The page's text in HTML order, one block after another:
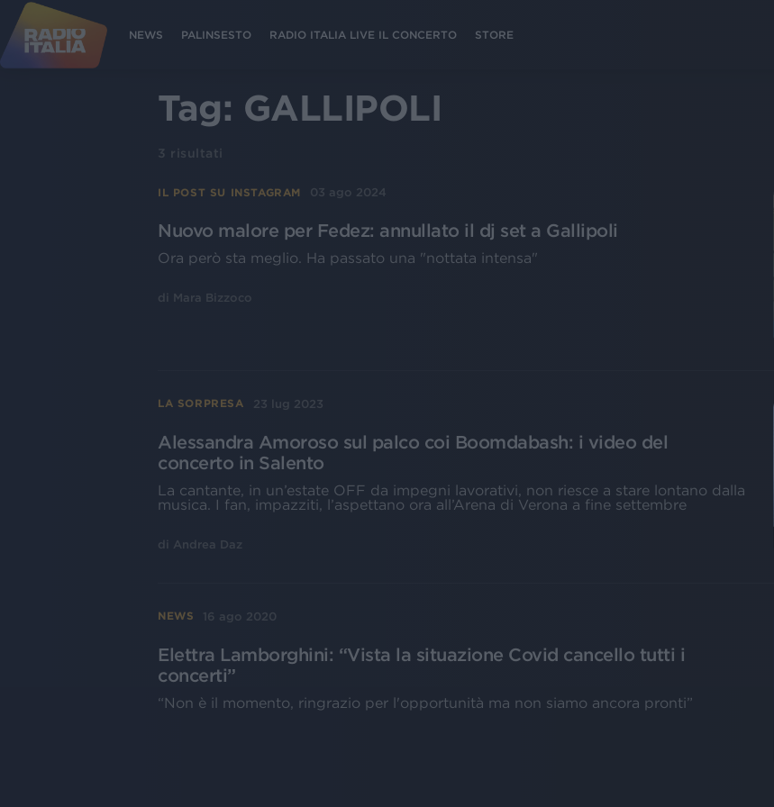
NEWS PALINSESTO RADIO ITALIA LIVE IL CONCERTO STORE
Tag: GALLIPOLI
3 risultati
IL POST SU INSTAGRAM 03 ago 2024
Nuovo malore per Fedez: annullato il dj set a Gallipoli
Ora però sta meglio. Ha passato una "nottata intensa"
di Mara Bizzoco
LA SORPRESA 23 lug 2023
Alessandra Amoroso sul palco coi Boomdabash: i video del
concerto in Salento
La cantante, in un’estate OFF da impegni lavorativi, non riesce a stare lontano dalla
musica. I fan, impazziti, l’aspettano ora all’Arena di Verona a fine settembre
di Andrea Daz
NEWS 16 ago 2020
Elettra Lamborghini: “Vista la situazione Covid cancello tutti i
concerti”
“Non è il momento, ringrazio per l'opportunità ma non siamo ancora pronti”